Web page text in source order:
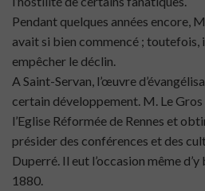
Pendant quelques années encore,
avait si bien commencé ; toutefois,
empêcher le déclin.
A Saint-Servan, l’œuvre
certain développement. M. Le
l’Eglise Réformée de Rennes et
présider des conférences et des
Duperré. Il eut l’occasion même
1880.